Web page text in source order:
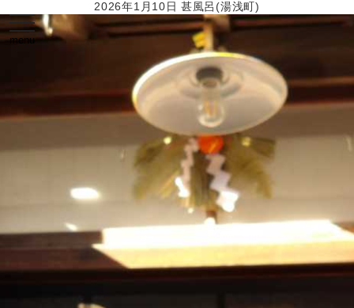
2026年1月10日 甚風呂(湯浅町)
toggle
navigation
menu